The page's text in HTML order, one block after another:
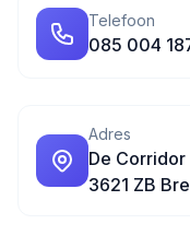
Telefoon
085 004
Adres
De Corridor
3621 ZB